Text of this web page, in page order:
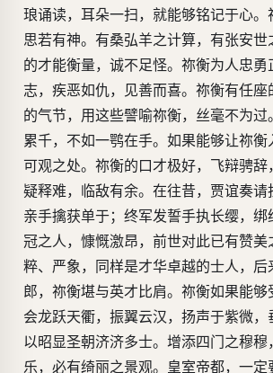
琅诵读，耳朵一扫，就能够铭记于心。
思若有神。有桑弘羊之计算，有张安
的才能衡量，诚不足怪。祢衡为人忠勇
志，疾恶如仇，见善而喜。祢衡有任座
的气节，用这些譬喻祢衡，丝毫不为过
累千，不如一鹗在手。如果能够让祢衡
可观之处。祢衡的口才极好，飞辩骋
疑释难，临敌有余。在往昔，贾谊奏请
亲手擒获单于；终军发誓手执长缨，绑
冠之人，慷慨激昂，前世对此已有赞美
粹、严象，同样是才华卓越的士人，后
郎，祢衡堪与英才比肩。祢衡如果能够
会龙跃天衢，振翼云汉，扬声于紫微，
以昭显圣朝济济多士。增添四门之穆穆
乐，必有绮丽之景观。皇室帝都，一定